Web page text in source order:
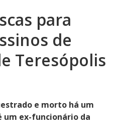
para
de
Teresópolis
e morto há um
um ex-funcionário da